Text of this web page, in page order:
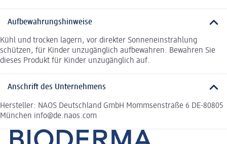
Aufbewahrungshinweise
Kühl und trocken lagern, vor direkter Sonneneinstrahlung
schützen, für Kinder unzugänglich aufbewahren. Bewahren Sie
dieses Produkt für Kinder unzugänglich auf.
Anschrift des Unternehmens
Hersteller: NAOS Deutschland GmbH Mommsenstraße 6 DE-80805
München info@de.naos.com